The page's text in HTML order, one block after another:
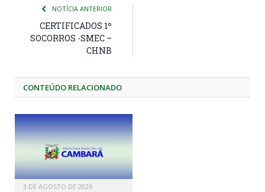
NOTÍCIA ANTERIOR
CERTIFICADOS 1º
SOCORROS -SMEC –
CHNB
CONTEÚDO RELACIONADO
3 DE AGOSTO DE 2026